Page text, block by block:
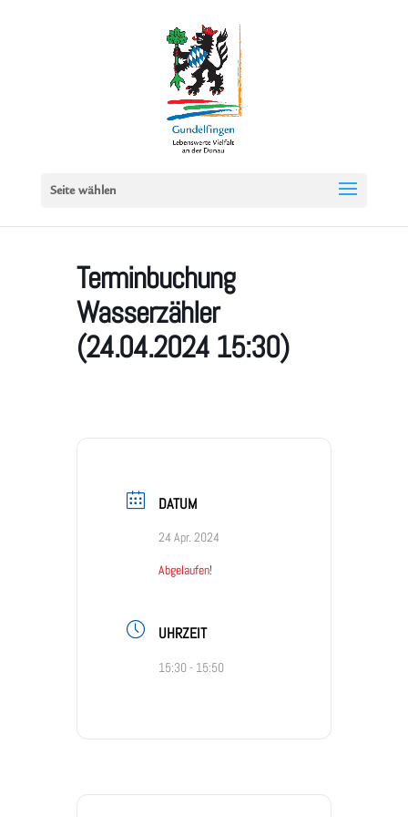
Seite wählen
Terminbuchung
Wasserzähler
(24.04.2024 15:30)
DATUM
24 Apr. 2024
Abgelaufen!
UHRZEIT
15:30 - 15:50